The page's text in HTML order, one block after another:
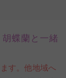
蝶蘭と一緒
す。他地域へ